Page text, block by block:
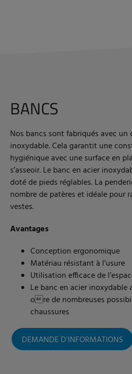
BANCS
Nos bancs sont fabriqués avec un
inoxydable. Cela garantit une
hygiénique avec une surface en
s’asseoir. Le banc en acier
doté de pieds réglables. La
nombre de patères et idéale pour
vestes.
Avantages
Conception ergonomique
Matériau résistant à l’usure
Utilisation efficace de
Le banc en acier
ore de nombreuses
chaussures
DEMANDE D'INFORMATIONS